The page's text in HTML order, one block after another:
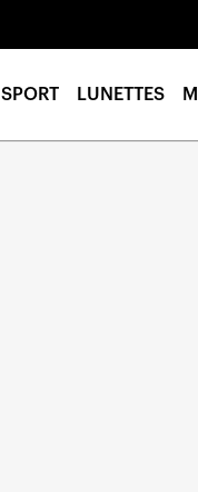
SPORT LUNETTES